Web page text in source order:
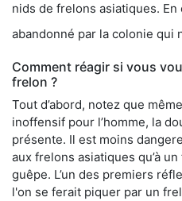
nids de frelons asiatiques.
abandonné par la colonie qui
Comment réagir si vous
frelon ?
Tout d’abord, notez que
inoffensif pour l’homme, la
présente. Il est moins
aux frelons asiatiques qu’à
guêpe. L’un des premiers
l'on se ferait piquer par un